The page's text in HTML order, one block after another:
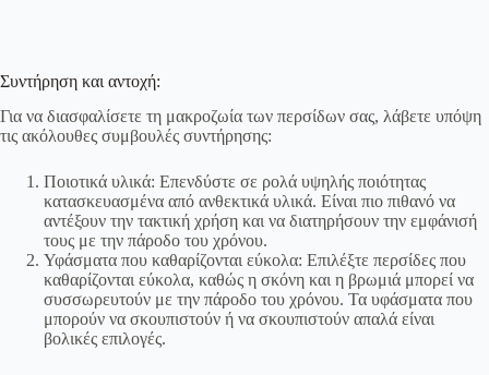
Συντήρηση και αντοχή:
Για να διασφαλίσετε τη μακροζωία των περσίδων σας, λάβετε υπόψη
τις ακόλουθες συμβουλές συντήρησης:
Ποιοτικά υλικά: Επενδύστε σε ρολά υψηλής ποιότητας
κατασκευασμένα από ανθεκτικά υλικά. Είναι πιο πιθανό να
αντέξουν την τακτική χρήση και να διατηρήσουν την εμφάνισή
τους με την πάροδο του χρόνου.
Υφάσματα που καθαρίζονται εύκολα: Επιλέξτε περσίδες που
καθαρίζονται εύκολα, καθώς η σκόνη και η βρωμιά μπορεί να
συσσωρευτούν με την πάροδο του χρόνου. Τα υφάσματα που
μπορούν να σκουπιστούν ή να σκουπιστούν απαλά είναι
βολικές επιλογές.